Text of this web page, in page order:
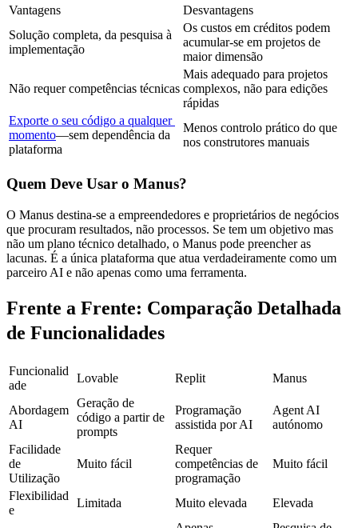
Vantagens
Desvantagens
Solução completa, da pesquisa à
implementação
Os custos em créditos podem
acumular-se em projetos de
maior dimensão
Não requer competências técnicas
Mais adequado para projetos
complexos, não para edições
rápidas
Exporte o seu código a qualquer
momento—sem dependência da
plataforma
Menos controlo prático do que
nos construtores manuais
Quem Deve Usar o Manus?
O Manus destina-se a empreendedores e proprietários de negócios
que procuram resultados, não processos. Se tem um objetivo mas
não um plano técnico detalhado, o Manus pode preencher as
lacunas. É a única plataforma que atua verdadeiramente como um
parceiro AI e não apenas como uma ferramenta.
Frente a Frente: Comparação Detalhada
de Funcionalidades
Funcionalid
ade
Lovable Replit Manus
Abordagem
AI
Geração de
código a partir de
prompts
Programação
assistida por AI
Agent AI
autónomo
Facilidade
de
Utilização
Muito fácil
Requer
competências de
programação
Muito fácil
Flexibilidad
e
Limitada Muito elevada
Elevada